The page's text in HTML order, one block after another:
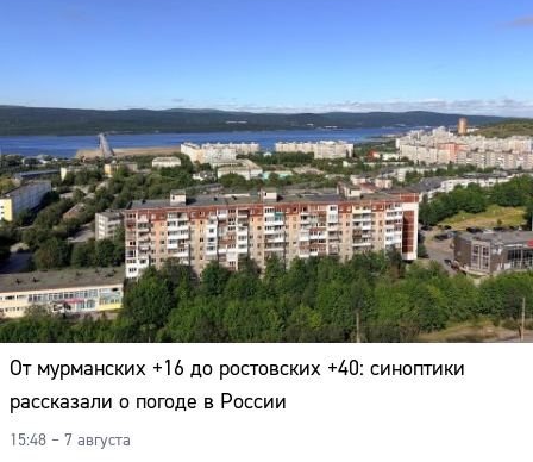
От мурманских +16 до ростовских +40: синоптики
рассказали о погоде в России
15:48 – 7 августа